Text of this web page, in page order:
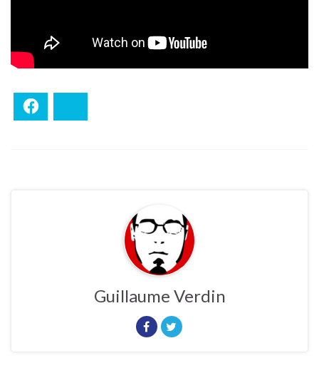
Guillaume Verdin